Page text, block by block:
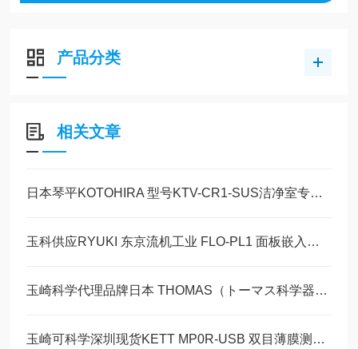
产品分类
相关文章
日本琴平KOTOHIRA 型号KTV-CR1-SUS洁净室专用吸尘器技术解析
玉科供应RYUKI 东京流机工业 FLO-PL1 面板嵌入式高精度面积式流量计详情
玉崎科学代理品牌日本 THOMAS（トーマス科学器械）恒温水槽全型号汇总
玉崎可科学深圳现货KETT MP0R-USB 双目薄膜测厚仪工作原理